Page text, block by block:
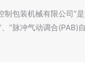
制包装机械有限公司”
“脉冲气动调合(PAB)